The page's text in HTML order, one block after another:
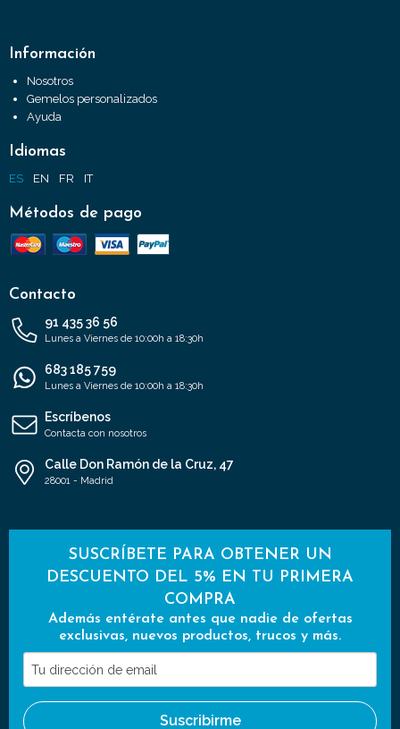
Información
Nosotros
Gemelos personalizados
Ayuda
Idiomas
ES EN FR IT
Métodos de pago
Contacto
91 435 36 56
Lunes a Viernes de 10:00h a 18:30h
683 185 759
Lunes a Viernes de 10:00h a 18:30h
Escríbenos
Contacta con nosotros
Calle Don Ramón de la Cruz, 47
28001 - Madrid
SUSCRÍBETE PARA OBTENER UN
DESCUENTO DEL 5% EN TU PRIMERA
COMPRA
Además entérate antes que nadie de ofertas
exclusivas, nuevos productos, trucos y más.
Tu
dirección
de
Suscribirme